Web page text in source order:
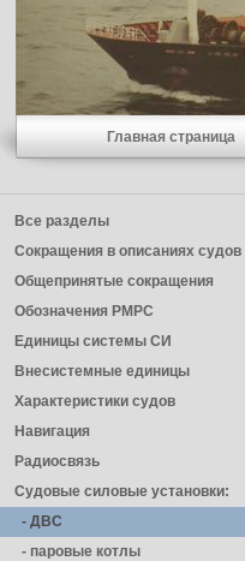
Главная страница
Все разделы
Сокращения в описаниях судов
Общепринятые сокращения
Обозначения РМРС
Единицы cистемы СИ
Внесистемные единицы
Характеристики судов
Навигация
Радиосвязь
Судовые силовые установки:
- ДВС
- паровые котлы